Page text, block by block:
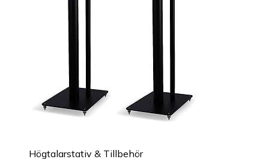
Högtalarstativ & Tillbehör